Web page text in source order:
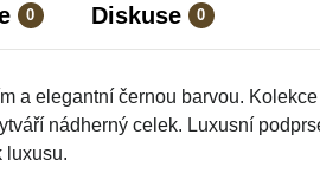
0 Diskuse 0
a elegantní černou barvou.
nádherný celek. Luxusní
luxusu.